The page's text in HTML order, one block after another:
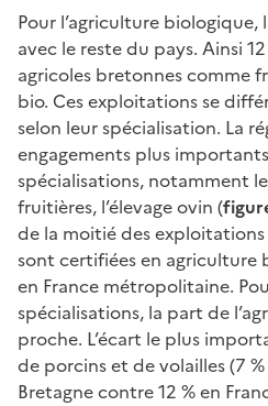
Pour l’agriculture biologique,
avec le reste du pays. Ainsi
agricoles bretonnes comme
bio. Ces exploitations se
selon leur spécialisation. La
engagements plus
spécialisations, notamment
fruitières, l’élevage ovin (
de la moitié des
sont certifiées en agriculture
en France métropolitaine.
spécialisations, la part de
proche. L’écart le plus
de porcins et de volailles (7 %
Bretagne contre 12 % en